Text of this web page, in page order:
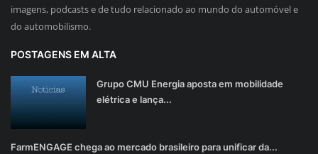
imagens, podcasts e de tudo relacionado ao mundo do automóvel e
do automobilismo.
POSTAGENS EM ALTA
Grupo CMU Energia aposta em mobilidade
elétrica e lança...
FarmENGAGE chega ao mercado brasileiro para unificar da...